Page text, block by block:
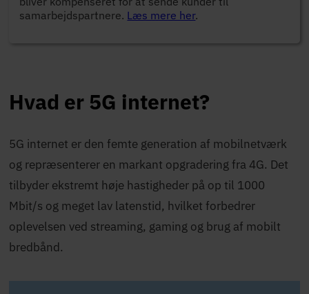
samarbejdspartnere. Læs mere her.
Hvad er 5G internet?
5G internet er den femte generation af mobilnetværk
og repræsenterer en markant opgradering fra 4G. Det
tilbyder ekstremt høje hastigheder på op til 1000
Mbit/s og meget lav latenstid, hvilket forbedrer
oplevelsen ved streaming, gaming og brug af mobilt
bredbånd.